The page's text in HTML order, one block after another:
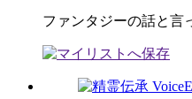
ファンタジーの話と言